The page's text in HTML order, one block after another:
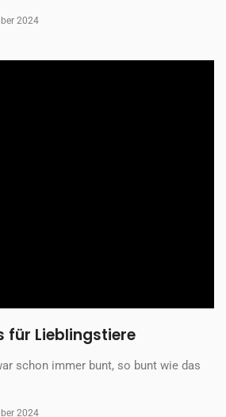
2024
für Lieblingstiere
schon immer bunt, so bunt wie das
2024